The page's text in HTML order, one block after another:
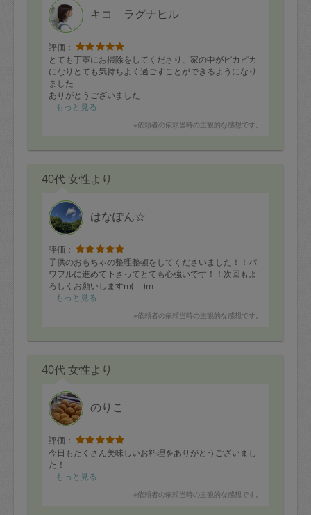
キコ ラグナヒル
評価：
とても丁寧にお掃除をしてくださり、家の中がピカピカ
になりとても気持ちよく過ごすことができるようになり
ました
ありがとうございました
散らかっていたものも片付けて下さったり、余った時間
またよろしくお願いします。
もっと見る
※依頼者の依頼当時の主観的な感想です。
40代 女性より
はなぽん☆
評価：
子供のおもちゃの整理整頓をしてくださいました！！パ
ワフルに進めて下さってとても心強いです！！次回もよ
ろしくお願いしますm(_ _)m
もっと見る
※依頼者の依頼当時の主観的な感想です。
40代 女性より
のりこ
評価：
今日もたくさん美味しいお料理をありがとうございまし
た！
もっと見る
※依頼者の依頼当時の主観的な感想です。